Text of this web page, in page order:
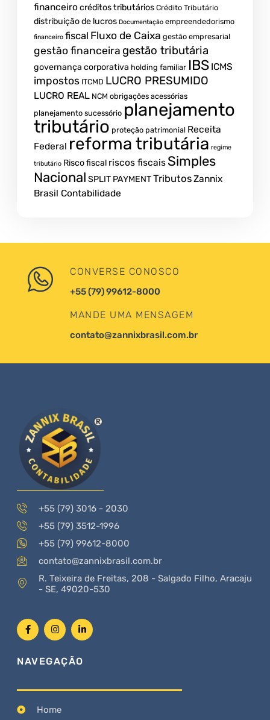
financeirocréditos tributários Crédito Tributário
distribuição de lucros Documentação empreendedorismo
financeiro fiscal Fluxo de Caixa gestão empresarial
gestão financeira gestão tributária
governança corporativa holding familiar IBS ICMS
impostos ITCMD LUCRO PRESUMIDO
LUCRO REAL NCM obrigações acessórias
planejamento sucessório planejamento
tributário proteção patrimonial Receita
Federal reforma tributária regime
tributário Risco fiscal riscos fiscais Simples
Nacional SPLIT PAYMENTTributosZannix
Brasil Contabilidade
CONVERSE CONOSCO
+55 (79) 99612-8000
MANDE UMA MENSAGEM
contato@zannixbrasil.com.br
+55 (79) 3016 - 2030
+55 (79) 3512-1996
+55 (79) 99612-8000
contato@zannixbrasil.com.br
R. Teixeira de Freitas, 208 - Salgado Filho, Aracaju
- SE, 49020-530
NAVEGAÇÃO
Home